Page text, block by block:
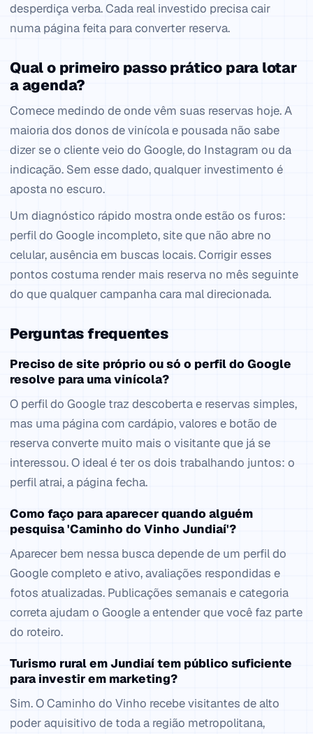
desperdiça verba. Cada real investido precisa cair
numa página feita para converter reserva.
Qual o primeiro passo prático para lotar
a agenda?
Comece medindo de onde vêm suas reservas hoje. A
maioria dos donos de vinícola e pousada não sabe
dizer se o cliente veio do Google, do Instagram ou da
indicação. Sem esse dado, qualquer investimento é
aposta no escuro.
Um diagnóstico rápido mostra onde estão os furos:
perfil do Google incompleto, site que não abre no
celular, ausência em buscas locais. Corrigir esses
pontos costuma render mais reserva no mês seguinte
do que qualquer campanha cara mal direcionada.
Perguntas frequentes
Preciso de site próprio ou só o perfil do Google
resolve para uma vinícola?
O perfil do Google traz descoberta e reservas simples,
mas uma página com cardápio, valores e botão de
reserva converte muito mais o visitante que já se
interessou. O ideal é ter os dois trabalhando juntos: o
perfil atrai, a página fecha.
Como faço para aparecer quando alguém
pesquisa 'Caminho do Vinho Jundiaí'?
Aparecer bem nessa busca depende de um perfil do
Google completo e ativo, avaliações respondidas e
fotos atualizadas. Publicações semanais e categoria
correta ajudam o Google a entender que você faz parte
do roteiro.
Turismo rural em Jundiaí tem público suficiente
para investir em marketing?
Sim. O Caminho do Vinho recebe visitantes de alto
poder aquisitivo de toda a região metropolitana,